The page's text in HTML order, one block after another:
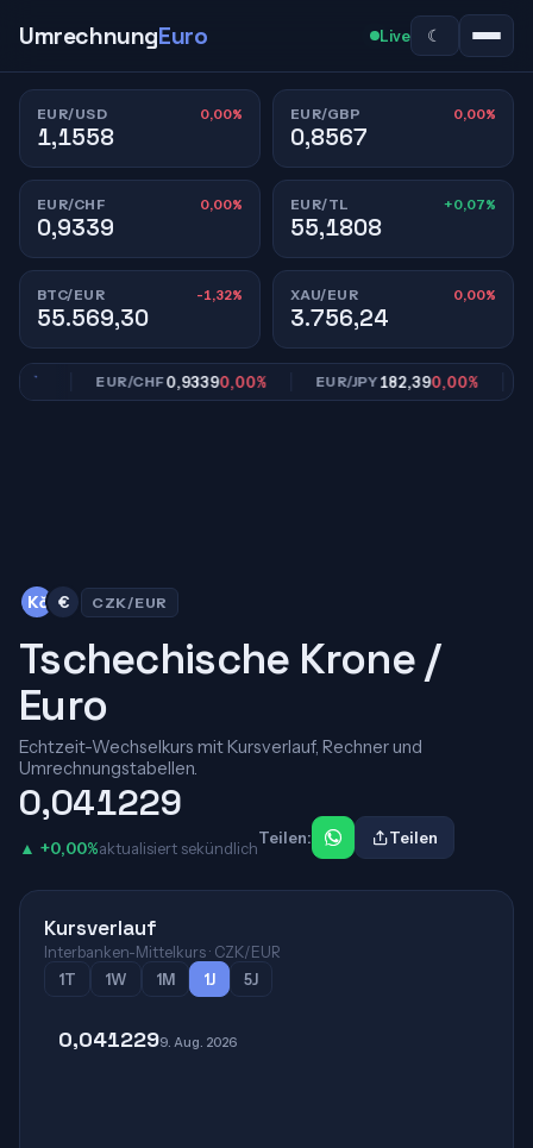
UmrechnungEuro Live ☾
EUR/USD 0,00%
1,1558
EUR/GBP 0,00%
0,8567
EUR/CHF 0,00%
0,9339
EUR/TL +0,07%
55,1808
BTC/EUR -1,32%
55.569,30
XAU/EUR 0,00%
3.756,24
EUR/CHF0,93390,00% EUR/JPY182,390,00%
Kč € CZK/EUR
Tschechische Krone /
Euro
Echtzeit-Wechselkurs mit Kursverlauf, Rechner und
Umrechnungstabellen.
0,041229
▲ +0,00%aktualisiert sekündlich
Teilen: Teilen
Kursverlauf
Interbanken-Mittelkurs · CZK/EUR
1T
1W 1M 1J 5J
0,0412299. Aug. 2026